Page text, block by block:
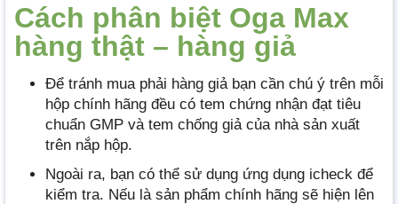
Cách phân biệt Oga Max
hàng thật – hàng giả
Để tránh mua phải hàng giả bạn cần chú ý trên mỗi
hộp chính hãng đều có tem chứng nhận đạt tiêu
chuẩn GMP và tem chống giả của nhà sản xuất
trên nắp hộp.
Ngoài ra, bạn có thể sử dụng ứng dụng icheck để
kiểm tra. Nếu là sản phẩm chính hãng sẽ hiện lên